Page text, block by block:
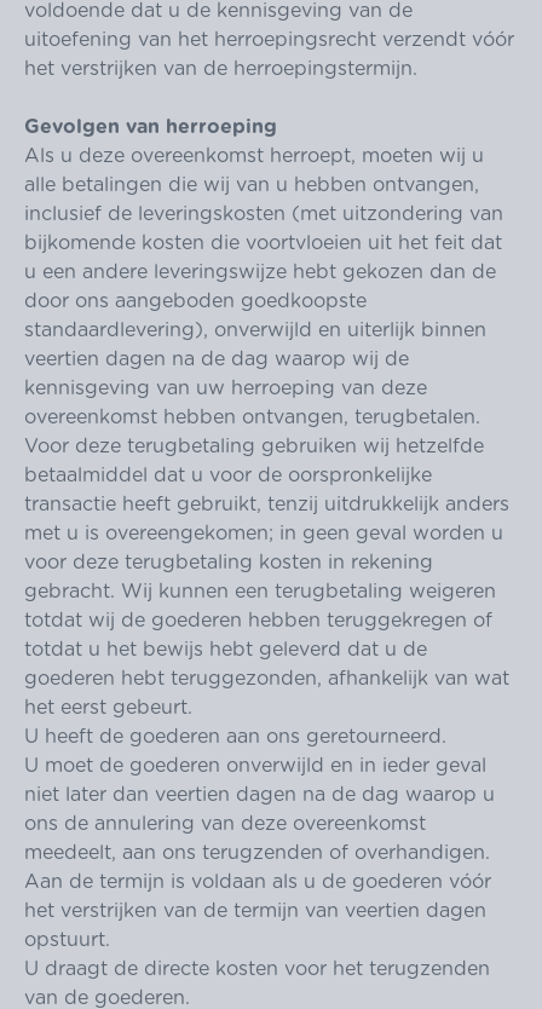
voldoende dat u de kennisgeving van de
uitoefening van het herroepingsrecht verzendt vóór
het verstrijken van de herroepingstermijn.
Gevolgen van herroeping
Als u deze overeenkomst herroept, moeten wij u
alle betalingen die wij van u hebben ontvangen,
inclusief de leveringskosten (met uitzondering van
bijkomende kosten die voortvloeien uit het feit dat
u een andere leveringswijze hebt gekozen dan de
door ons aangeboden goedkoopste
standaardlevering), onverwijld en uiterlijk binnen
veertien dagen na de dag waarop wij de
kennisgeving van uw herroeping van deze
overeenkomst hebben ontvangen, terugbetalen.
Voor deze terugbetaling gebruiken wij hetzelfde
betaalmiddel dat u voor de oorspronkelijke
transactie heeft gebruikt, tenzij uitdrukkelijk anders
met u is overeengekomen; in geen geval worden u
voor deze terugbetaling kosten in rekening
gebracht. Wij kunnen een terugbetaling weigeren
totdat wij de goederen hebben teruggekregen of
totdat u het bewijs hebt geleverd dat u de
goederen hebt teruggezonden, afhankelijk van wat
het eerst gebeurt.
U heeft de goederen aan ons geretourneerd.
U moet de goederen onverwijld en in ieder geval
niet later dan veertien dagen na de dag waarop u
ons de annulering van deze overeenkomst
meedeelt, aan ons terugzenden of overhandigen.
Aan de termijn is voldaan als u de goederen vóór
het verstrijken van de termijn van veertien dagen
opstuurt.
U draagt de directe kosten voor het terugzenden
van de goederen.